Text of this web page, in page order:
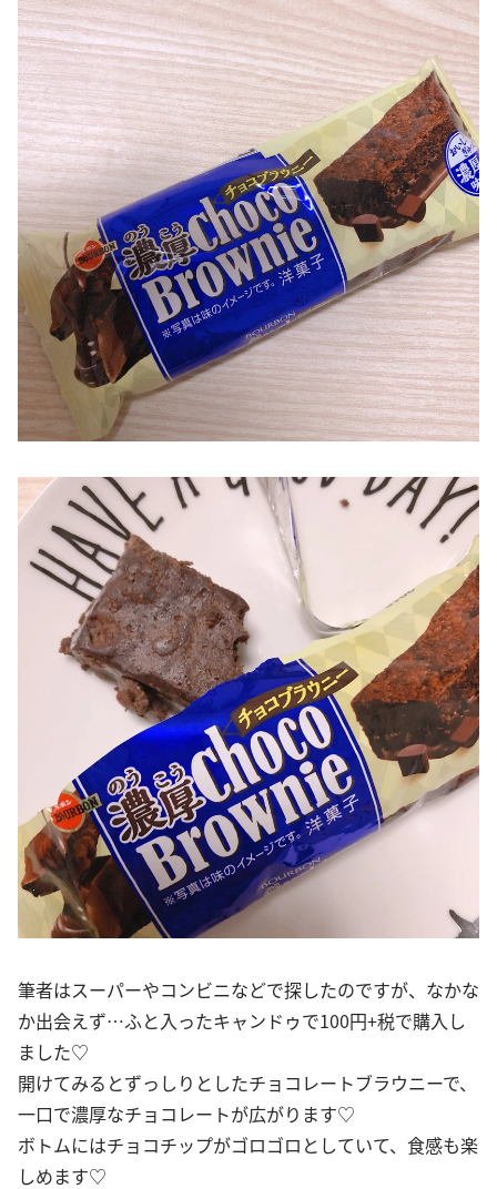
筆者はスーパーやコンビニなどで探したのですが、なかな
か出会えず…ふと入ったキャンドゥで100円+税で購入し
ました♡
開けてみるとずっしりとしたチョコレートブラウニーで、
一口で濃厚なチョコレートが広がります♡
ボトムにはチョコチップがゴロゴロとしていて、食感も楽
しめます♡